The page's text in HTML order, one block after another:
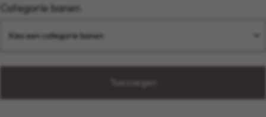
Categorie banen
Toevoegen